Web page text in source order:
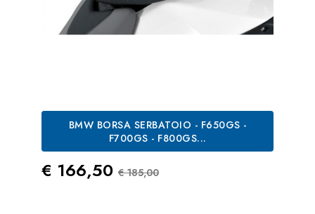
BMW BORSA SERBATOIO - F650GS -
F700GS - F800GS...
Prezzo
€ 166,50 Prezzo Standard
€ 185,00